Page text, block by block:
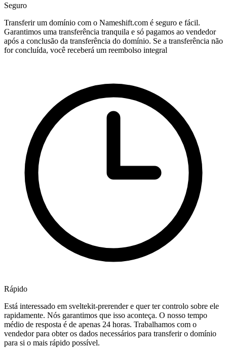
Seguro
Transferir um domínio com o Nameshift.com é seguro e fácil.
Garantimos uma transferência tranquila e só pagamos ao vendedor
após a conclusão da transferência do domínio. Se a transferência não
for concluída, você receberá um reembolso integral
Rápido
Está interessado em sveltekit-prerender e quer ter controlo sobre ele
rapidamente. Nós garantimos que isso aconteça. O nosso tempo
médio de resposta é de apenas 24 horas. Trabalhamos com o
vendedor para obter os dados necessários para transferir o domínio
para si o mais rápido possível.